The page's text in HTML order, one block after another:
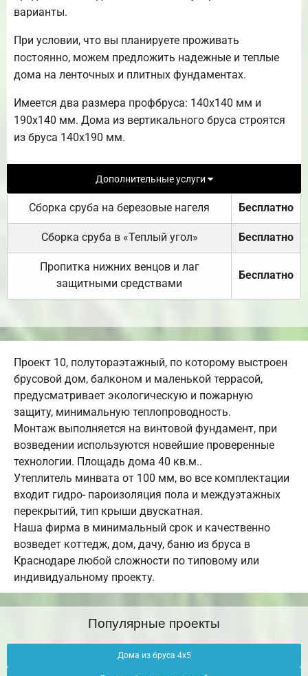
варианты.
При условии, что вы планируете проживать
постоянно, можем предложить надежные и теплые
дома на ленточных и плитных фундаментах.
Имеется два размера профбруса: 140х140 мм и
190х140 мм. Дома из вертикального бруса строятся
из бруса 140х190 мм.
Дополнительные услуги
Сборка сруба на березовые нагеля Бесплатно
Сборка сруба в «Теплый угол» Бесплатно
Пропитка нижних венцов и лаг
защитными средствами
Бесплатно
Проект 10, полутораэтажный, по которому выстроен
брусовой дом, балконом и маленькой террасой,
предусматривает экологическую и пожарную
защиту, минимальную теплопроводность.
Монтаж выполняется на винтовой фундамент, при
возведении используются новейшие проверенные
технологии. Площадь дома 40 кв.м..
Утеплитель минвата от 100 мм, во все комплектации
входит гидро- пароизоляция пола и междуэтажных
перекрытий, тип крыши двускатная.
Наша фирма в минимальный срок и качественно
возведет коттедж, дом, дачу, баню из бруса в
Краснодаре любой сложности по типовому или
индивидуальному проекту.
Популярные проекты
Дома из бруса 4х5